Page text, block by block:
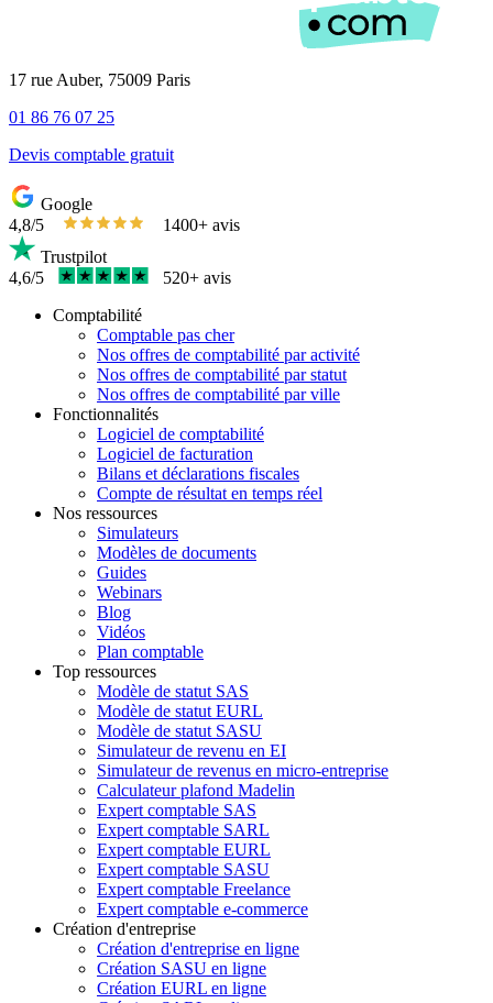
17 rue Auber, 75009 Paris
01 86 76 07 25
Devis comptable gratuit
Google
4,8/5
1400+ avis
Trustpilot
4,6/5
520+ avis
Comptabilité
Comptable pas cher
Nos offres de comptabilité par activité
Nos offres de comptabilité par statut
Nos offres de comptabilité par ville
Fonctionnalités
Logiciel de comptabilité
Logiciel de facturation
Bilans et déclarations fiscales
Compte de résultat en temps réel
Nos ressources
Simulateurs
Modèles de documents
Guides
Webinars
Blog
Vidéos
Plan comptable
Top ressources
Modèle de statut SAS
Modèle de statut EURL
Modèle de statut SASU
Simulateur de revenu en EI
Simulateur de revenus en micro-entreprise
Calculateur plafond Madelin
Expert comptable SAS
Expert comptable SARL
Expert comptable EURL
Expert comptable SASU
Expert comptable Freelance
Expert comptable e-commerce
Création d'entreprise
Création d'entreprise en ligne
Création SASU en ligne
Création EURL en ligne